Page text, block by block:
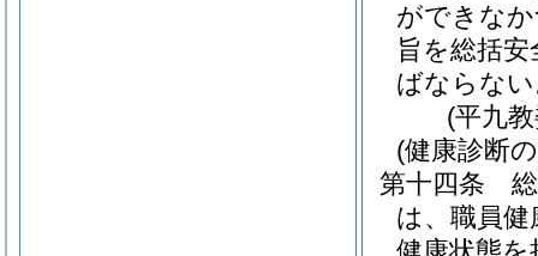
ができな
旨を総括
ばならな
(平九
(健康診断
第十四条
は、職員